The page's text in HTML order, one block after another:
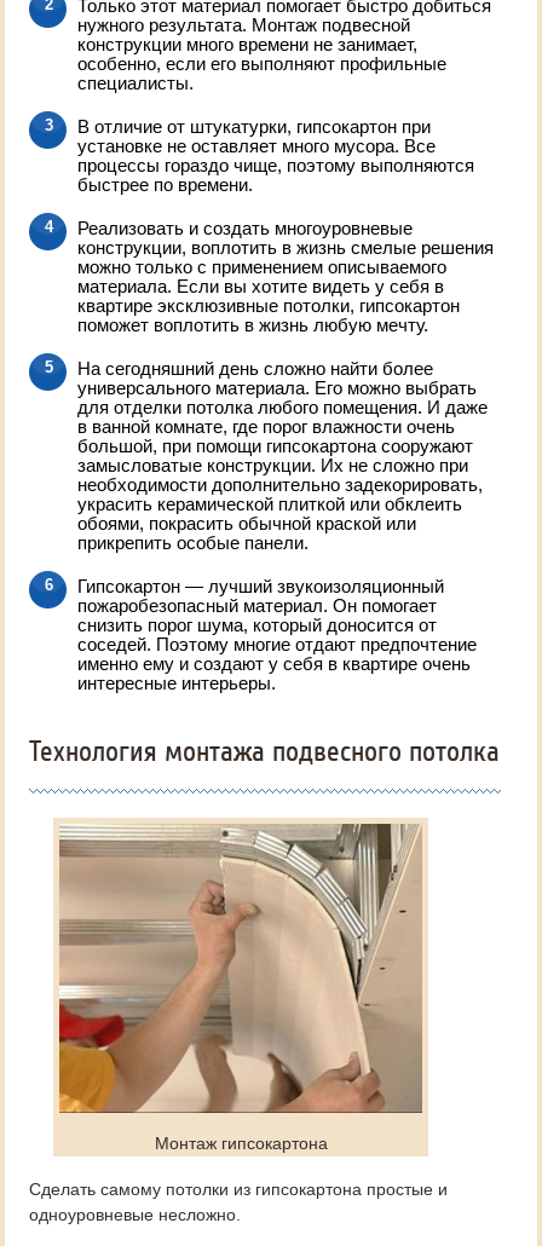
Только этот материал помогает быстро добиться
нужного результата. Монтаж подвесной
конструкции много времени не занимает,
особенно, если его выполняют профильные
специалисты.
В отличие от штукатурки, гипсокартон при
установке не оставляет много мусора. Все
процессы гораздо чище, поэтому выполняются
быстрее по времени.
Реализовать и создать многоуровневые
конструкции, воплотить в жизнь смелые решения
можно только с применением описываемого
материала. Если вы хотите видеть у себя в
квартире эксклюзивные потолки, гипсокартон
поможет воплотить в жизнь любую мечту.
На сегодняшний день сложно найти более
универсального материала. Его можно выбрать
для отделки потолка любого помещения. И даже
в ванной комнате, где порог влажности очень
большой, при помощи гипсокартона сооружают
замысловатые конструкции. Их не сложно при
необходимости дополнительно задекорировать,
украсить керамической плиткой или обклеить
обоями, покрасить обычной краской или
прикрепить особые панели.
Гипсокартон — лучший звукоизоляционный
пожаробезопасный материал. Он помогает
снизить порог шума, который доносится от
соседей. Поэтому многие отдают предпочтение
именно ему и создают у себя в квартире очень
интересные интерьеры.
Технология монтажа подвесного потолка
Монтаж гипсокартона
Сделать самому потолки из гипсокартона простые и
одноуровневые несложно.